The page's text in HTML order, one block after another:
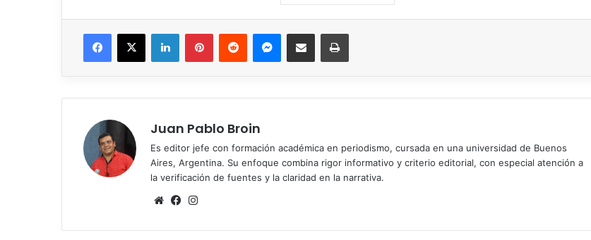
Facebook
X LinkedInPinterestReddit MessengerCompartir vía correo electrónicoImprimir
Juan Pablo Broin
Es editor jefe con formación académica en periodismo, cursada en una universidad de Buenos
Aires, Argentina. Su enfoque combina rigor informativo y criterio editorial, con especial atención a
la verificación de fuentes y la claridad en la narrativa.
SitioFacebook